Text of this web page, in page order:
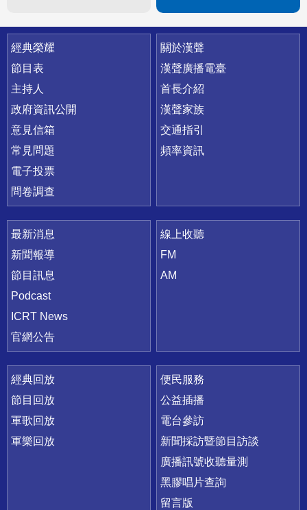
快速連結
經典榮耀
節目表
主持人
政府資訊公開
意見信箱
常見問題
電子投票
問卷調查
關於漢聲
漢聲廣播電臺
首長介紹
漢聲家族
交通指引
頻率資訊
最新消息
新聞報導
節目訊息
Podcast
ICRT News
官網公告
線上收聽
FM
AM
經典回放
節目回放
軍歌回放
軍樂回放
便民服務
公益插播
電台參訪
新聞採訪暨節目訪談
廣播訊號收聽量測
黑膠唱片查詢
留言版